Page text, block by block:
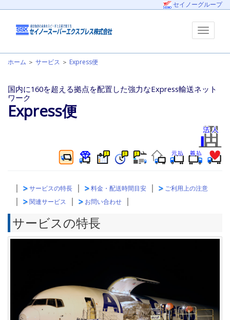
セイノーグループ
ホーム ＞ サービス ＞ Express便
国内に160を超える拠点を配置した強力なExpress輸送ネット
ワーク
Express便
｜ サービスの特長 ｜ 料金・配送時間目安 ｜ ご利用上の注意
｜ 関連サービス ｜ お問い合わせ ｜
サービスの特長